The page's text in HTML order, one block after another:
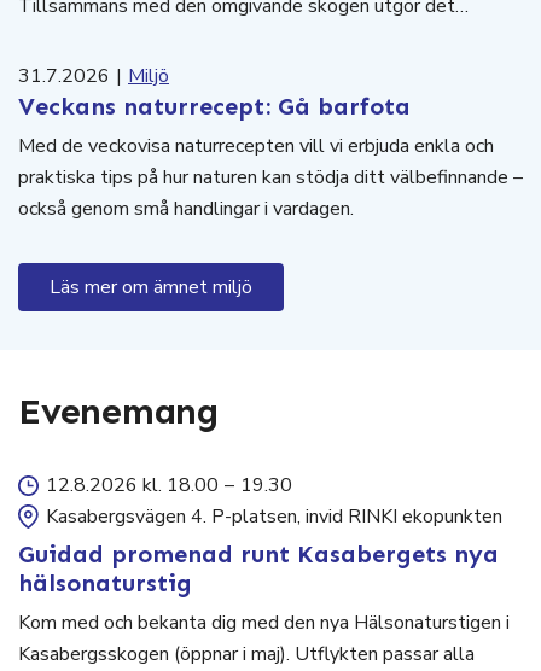
Tillsammans med den omgivande skogen utgör det…
31.7.2026 | Miljö
Veckans naturrecept: Gå barfota
Med de veckovisa naturrecepten vill vi erbjuda enkla och
praktiska tips på hur naturen kan stödja ditt välbefinnande –
också genom små handlingar i vardagen.
Läs mer om ämnet miljö
Evenemang
12.8.2026 kl. 18.00 – 19.30
Kasabergsvägen 4. P-platsen, invid RINKI ekopunkten
Guidad promenad runt Kasabergets nya
hälsonaturstig
Kom med och bekanta dig med den nya Hälsonaturstigen i
Kasabergsskogen (öppnar i maj). Utflykten passar alla